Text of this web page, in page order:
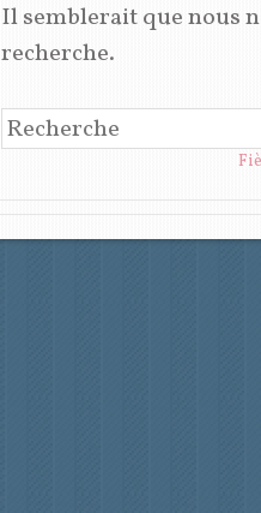
Il semblerait que nous
recherche.
RECHERCHE